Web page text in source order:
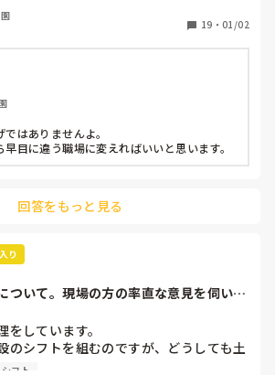
悪口が多く、
育も
なればいいんだね
ことは難しそうです。
と思っていましたが
と、過去辞めた人も何年も言われ続けて
19 ・ 01/02
はありませんよ。
早目に違う職場に変えればいいと思います。
回答をもっと見る
り
ついて。現場の方の率直な意見を伺いた
しています。
のシフトを組むのですが、どうしても土
方が少なく、いつも苦労しています。
シフト